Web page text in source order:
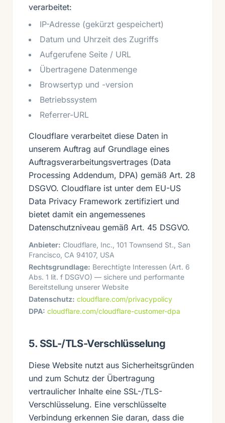
verarbeitet:
IP-Adresse (gekürzt gespeichert)
Datum und Uhrzeit des Zugriffs
Aufgerufene Seite / URL
Übertragene Datenmenge
Browsertyp und -version
Betriebssystem
Referrer-URL
Cloudflare verarbeitet diese Daten in
unserem Auftrag auf Grundlage eines
Auftragsverarbeitungsvertrages (Data
Processing Addendum, DPA) gemäß Art. 28
DSGVO. Cloudflare ist unter dem EU-US
Data Privacy Framework zertifiziert und
bietet damit ein angemessenes
Datenschutzniveau gemäß Art. 45 DSGVO.
Anbieter: Cloudflare, Inc., 101 Townsend St., San
Francisco, CA 94107, USA
Rechtsgrundlage: Berechtigte Interessen (Art. 6
Abs. 1 lit. f DSGVO) — sichere und performante
Bereitstellung unserer Website
Datenschutz: cloudflare.com/privacypolicy
DPA: cloudflare.com/cloudflare-customer-dpa
5. SSL-/TLS-Verschlüsselung
Diese Website nutzt aus Sicherheitsgründen
und zum Schutz der Übertragung
vertraulicher Inhalte eine SSL-/TLS-
Verschlüsselung. Eine verschlüsselte
Verbindung erkennen Sie daran, dass die